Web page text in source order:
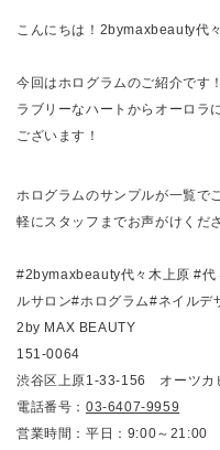
こんにちは！2bymaxbeauty代
今回はホログラムのご紹介です！
ラブリーなハートからオーロラ
ございます！
ホログラムのサンプルが一覧で
軽にスタッフまでお声がけくだ
#2bymaxbeauty代々木上原 #代
ルサロン#ホログラム#ネイルデ
2by MAX BEAUTY
151-0064
渋谷区上原1-33-156 オーツカ
電話番号： 03-6407-9959
営業時間：平日：9:00～